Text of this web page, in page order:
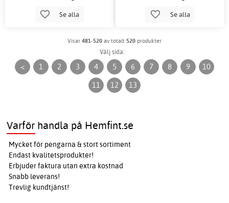
Se alla Se alla
Visar 481-520 av totalt 520 produkter
Välj sida:
< 1 2 3 4 5 6 7 8 9
10
11
12 13
Varför handla på Hemfint.se
Mycket för pengarna & stort sortiment
Endast kvalitetsprodukter!
Erbjuder faktura utan extra kostnad
Snabb leverans!
Trevlig kundtjänst!